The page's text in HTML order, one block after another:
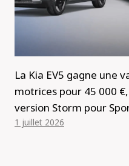
La Kia EV5 gagne une
motrices pour 45 000
version Storm pour
1 juillet 2026